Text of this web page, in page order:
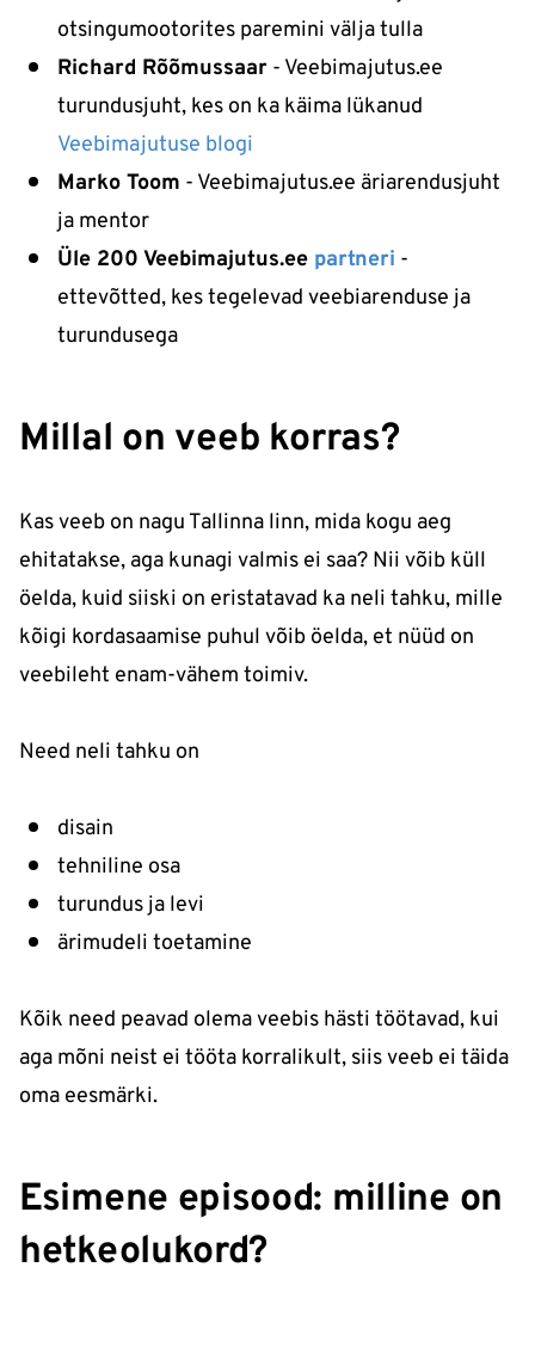
otsingumootorites paremini välja tulla
Richard Rõõmussaar - Veebimajutus.ee
turundusjuht, kes on ka käima lükanud
Veebimajutuse blogi
Marko Toom - Veebimajutus.ee äriarendusjuht
ja mentor
Üle 200 Veebimajutus.ee partneri -
ettevõtted, kes tegelevad veebiarenduse ja
turundusega
Millal on veeb korras?
Kas veeb on nagu Tallinna linn, mida kogu aeg
ehitatakse, aga kunagi valmis ei saa? Nii võib küll
öelda, kuid siiski on eristatavad ka neli tahku, mille
kõigi kordasaamise puhul võib öelda, et nüüd on
veebileht enam-vähem toimiv.
Need neli tahku on
disain
tehniline osa
turundus ja levi
ärimudeli toetamine
Kõik need peavad olema veebis hästi töötavad, kui
aga mõni neist ei tööta korralikult, siis veeb ei täida
oma eesmärki.
Esimene episood: milline on
hetkeolukord?